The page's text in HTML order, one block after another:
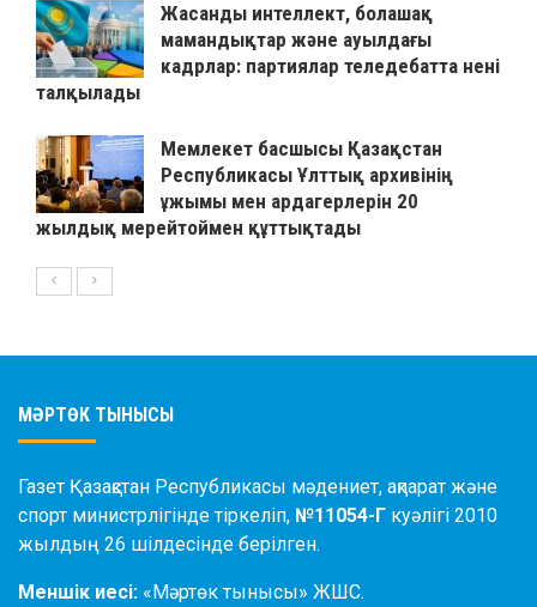
Жасанды интеллект, болашақ
мамандықтар және ауылдағы
кадрлар: партиялар теледебатта нені
талқылады
Мемлекет басшысы Қазақстан
Республикасы Ұлттық архивінің
ұжымы мен ардагерлерін 20
жылдық мерейтоймен құттықтады
МӘРТӨК ТЫНЫСЫ
Газет Қазақстан Республикасы мәдениет, ақпарат және
спорт министрлігінде тіркеліп, №11054-Г куәлігі 2010
жылдың 26 шілдесінде берілген.
Меншік иесі: «Мәртөк тынысы» ЖШС.